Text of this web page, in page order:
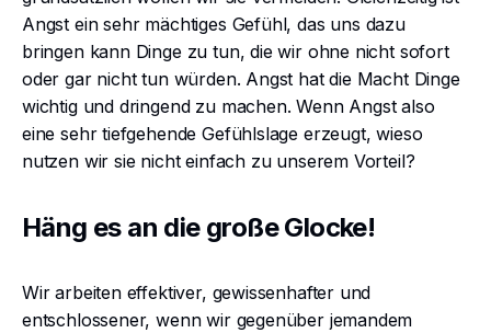
Angst ein sehr mächtiges Gefühl, das uns dazu
bringen kann Dinge zu tun, die wir ohne nicht sofort
oder gar nicht tun würden. Angst hat die Macht Dinge
wichtig und dringend zu machen. Wenn Angst also
eine sehr tiefgehende Gefühlslage erzeugt, wieso
nutzen wir sie nicht einfach zu unserem Vorteil?
Häng es an die große Glocke!
Wir arbeiten effektiver, gewissenhafter und
entschlossener, wenn wir gegenüber jemandem